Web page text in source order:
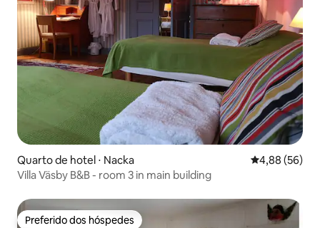
Quarto de hotel ⋅ Nacka 4,88 de uma
4,88 (56)
Villa Väsby B&B - room 3 in main building
Preferido dos hóspedes